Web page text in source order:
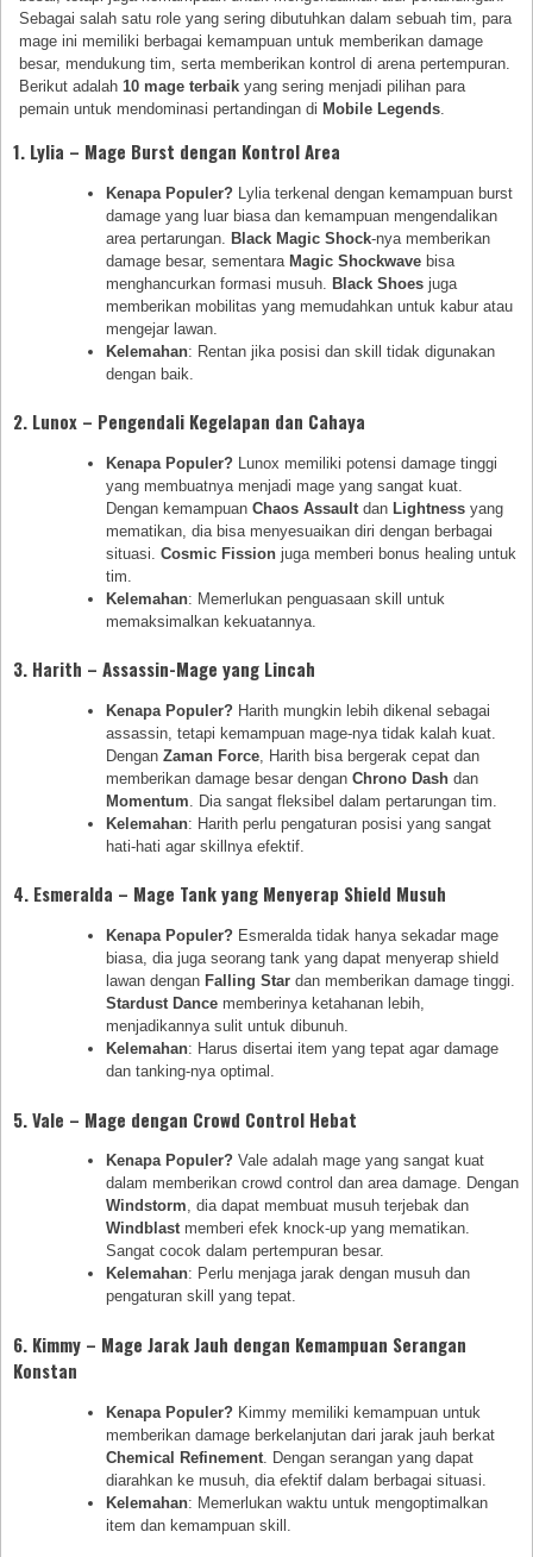
Sebagai salah satu role yang sering dibutuhkan dalam sebuah tim, para
mage ini memiliki berbagai kemampuan untuk memberikan damage
besar, mendukung tim, serta memberikan kontrol di arena pertempuran.
Berikut adalah 10 mage terbaik yang sering menjadi pilihan para
pemain untuk mendominasi pertandingan di Mobile Legends
1. Lylia – Mage Burst dengan Kontrol Area
Kenapa Populer? Lylia terkenal dengan kemampuan burst
damage yang luar biasa dan kemampuan mengendalikan
area pertarungan.
Black Magic Shock-nya memberikan
damage besar, sementara Magic Shockwave bisa
menghancurkan formasi musuh.
Black Shoes juga
memberikan mobilitas yang memudahkan untuk kabur atau
mengejar lawan.
Kelemahan: Rentan jika posisi dan skill tidak digunakan
dengan baik.
2. Lunox – Pengendali Kegelapan dan Cahaya
Kenapa Populer? Lunox memiliki potensi damage tinggi
yang membuatnya menjadi mage yang sangat kuat.
Dengan kemampuanChaos Assaultdan Lightness yang
mematikan, dia bisa menyesuaikan diri dengan berbagai
situasi.Cosmic Fission juga memberi bonus healing untuk
tim.
Kelemahan: Memerlukan penguasaan skill untuk
memaksimalkan kekuatannya.
3. Harith – Assassin-Mage yang Lincah
Kenapa Populer? Harith mungkin lebih dikenal sebagai
assassin, tetapi kemampuan mage-nya tidak kalah kuat.
DenganZaman Force, Harith bisa bergerak cepat dan
memberikan damage besar denganChrono Dash dan
Momentum. Dia sangat fleksibel dalam pertarungan tim.
Kelemahan: Harith perlu pengaturan posisi yang sangat
hati-hati agar skillnya efektif.
4. Esmeralda – Mage Tank yang Menyerap Shield Musuh
Kenapa Populer? Esmeralda tidak hanya sekadar mage
biasa, dia juga seorang tank yang dapat menyerap shield
lawan dengan Falling Star dan memberikan damage tinggi.
Stardust Dance memberinya ketahanan lebih,
menjadikannya sulit untuk dibunuh.
Kelemahan: Harus disertai item yang tepat agar damage
dan tanking-nya optimal.
5.Vale – Mage dengan Crowd Control Hebat
Kenapa Populer? Vale adalah mage yang sangat kuat
dalam memberikan crowd control dan area damage. Dengan
Windstorm, dia dapat membuat musuh terjebak dan
Windblastmemberi efek knock-up yang mematikan.
Sangat cocok dalam pertempuran besar.
Kelemahan: Perlu menjaga jarak dengan musuh dan
pengaturan skill yang tepat.
6. Kimmy – Mage Jarak Jauh dengan Kemampuan Serangan
Konstan
Kenapa Populer? Kimmy memiliki kemampuan untuk
memberikan damage berkelanjutan dari jarak jauh berkat
Chemical Refinement . Dengan serangan yang dapat
diarahkan ke musuh, dia efektif dalam berbagai situasi.
Kelemahan: Memerlukan waktu untuk mengoptimalkan
item dan kemampuan skill.